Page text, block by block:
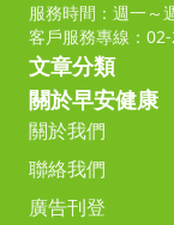
服務時間：週一～
客戶服務專線：
文章分類
關於早安健康
關於我們
聯絡我們
廣告刊登